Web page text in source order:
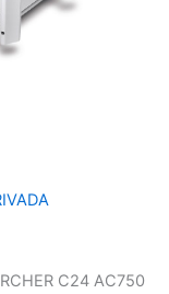
C24 AC750